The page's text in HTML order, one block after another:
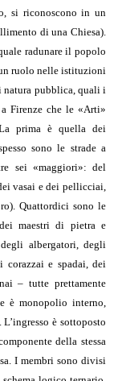
si riconoscono in un
di una Chiesa).
radunare il popolo
ruolo nelle istituzioni
pubblica, quali i
Firenze che le «Arti»
prima è quella dei
sono le strade a
sei «maggiori»: del
vasai e dei pellicciai,
Quattordici sono le
maestri di pietra e
albergatori, degli
e spadai, dei
– tutte prettamente
è monopolio interno,
è sottoposto
della stessa
I membri sono divisi